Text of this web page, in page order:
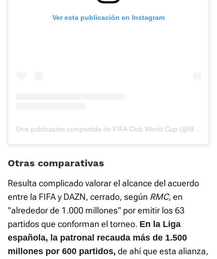
Ver esta publicación en Instagram
Una publicación compartida de FIFA Club World Cup (@fifaclubworldcup)
Otras comparativas
Resulta complicado valorar el alcance del acuerdo
entre la FIFA y DAZN, cerrado, según RMC, en
"alrededor de 1.000 millones" por emitir los 63
partidos que conforman el torneo. En la Liga
española, la patronal recauda más de 1.500
millones por 600 partidos, de ahí que esta alianza,